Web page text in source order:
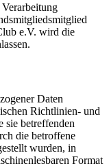
e.V. wird die
Daten
Richtlinien- und
sie betreffenden
die betroffene
wurden, in
Format